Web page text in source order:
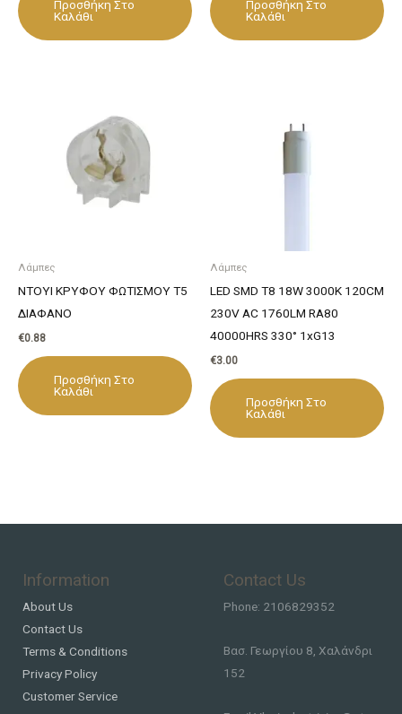
Προσθήκη Στο
Καλάθι
Προσθήκη Στο
Καλάθι
Λάμπες
ΝΤΟΥΙ ΚΡΥΦΟΥ ΦΩΤΙΣΜΟΥ Τ5
ΔΙΑΦΑΝΟ
€0.88
Προσθήκη Στο
Καλάθι
Λάμπες
LED SMD T8 18W 3000K 120CM
230V AC 1760LM RA80
40000HRS 330° 1xG13
€3.00
Προσθήκη Στο
Καλάθι
Information
About Us
Contact Us
Terms & Conditions
Privacy Policy
Customer Service
Contact Us
Phone: 2106829352
Βασ. Γεωργίου 8, Χαλάνδρι
152